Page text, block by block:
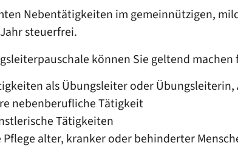
Nebentätigkeiten im gemeinnützigen,
steuerfrei.
können Sie geltend machen
als Übungsleiter oder
nebenberufliche Tätigkeit
Tätigkeiten
alter, kranker oder behinderter